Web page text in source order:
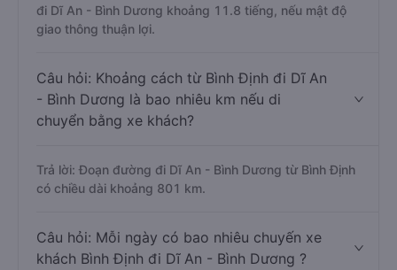
đi Dĩ An - Bình Dương khoảng 11.8 tiếng, nếu mật độ
giao thông thuận lợi.
Câu hỏi: Khoảng cách từ Bình Định đi Dĩ An
- Bình Dương là bao nhiêu km nếu di
chuyển bằng xe khách?
Trả lời: Đoạn đường đi Dĩ An - Bình Dương từ Bình Định
có chiều dài khoảng 801 km.
Câu hỏi: Mỗi ngày có bao nhiêu chuyến xe
khách Bình Định đi Dĩ An - Bình Dương ?